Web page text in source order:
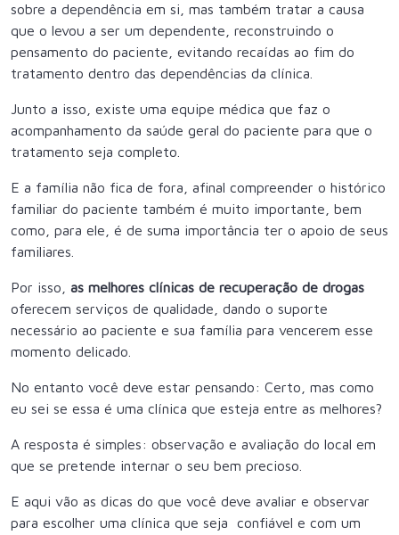
sobre a dependência em si, mas também tratar a causa
que o levou a ser um dependente, reconstruindo o
pensamento do paciente, evitando recaídas ao fim do
tratamento dentro das dependências da clínica.
Junto a isso, existe uma equipe médica que faz o
acompanhamento da saúde geral do paciente para que o
tratamento seja completo.
E a família não fica de fora, afinal compreender o histórico
familiar do paciente também é muito importante, bem
como, para ele, é de suma importância ter o apoio de seus
familiares.
Por isso, as melhores clínicas de recuperação de drogas
oferecem serviços de qualidade, dando o suporte
necessário ao paciente e sua família para vencerem esse
momento delicado.
No entanto você deve estar pensando: Certo, mas como
eu sei se essa é uma clínica que esteja entre as melhores?
A resposta é simples: observação e avaliação do local em
que se pretende internar o seu bem precioso.
E aqui vão as dicas do que você deve avaliar e observar
para escolher uma clínica que seja confiável e com um